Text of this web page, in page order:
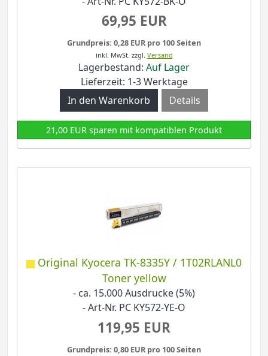
69,95 EUR
Grundpreis: 0,28 EUR pro 100 Seiten
inkl. MwSt. zzgl. Versand
Lagerbestand: Auf Lager
Lieferzeit: 1-3 Werktage
Details
21,00 EUR sparen mit kompatiblen Produkt
Original Kyocera TK-8335Y / 1T02RLANL0
Toner yellow
- ca. 15.000 Ausdrucke (5%)
- Art-Nr. PC KY572-YE-O
119,95 EUR
Grundpreis: 0,80 EUR pro 100 Seiten